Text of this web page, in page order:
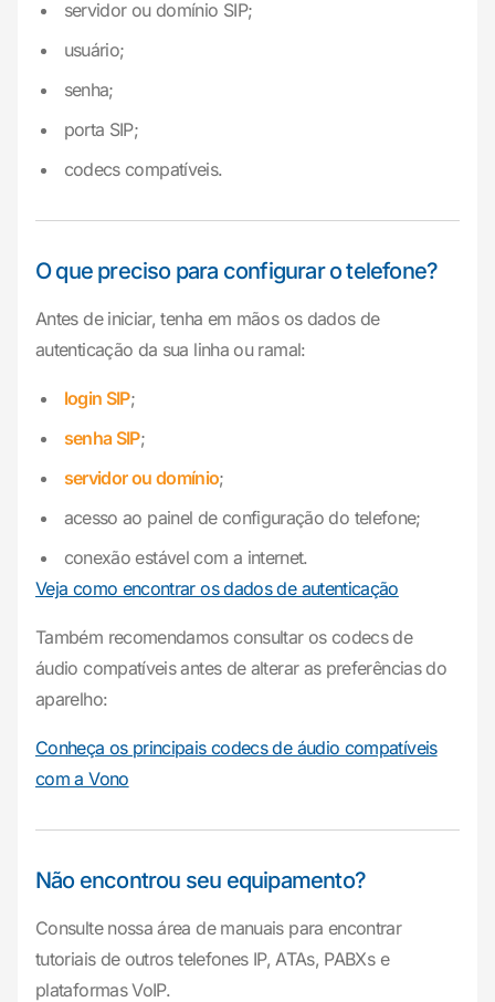
servidor ou domínio SIP;
usuário;
senha;
porta SIP;
codecs compatíveis.
O que preciso para configurar o telefone?
Antes de iniciar, tenha em mãos os dados de
autenticação da sua linha ou ramal:
login SIP;
senha SIP;
servidor ou domínio;
acesso ao painel de configuração do telefone;
conexão estável com a internet.
Veja como encontrar os dados de autenticação
Também recomendamos consultar os codecs de
áudio compatíveis antes de alterar as preferências do
aparelho:
Conheça os principais codecs de áudio compatíveis
com a Vono
Não encontrou seu equipamento?
Consulte nossa área de manuais para encontrar
tutoriais de outros telefones IP, ATAs, PABXs e
plataformas VoIP.